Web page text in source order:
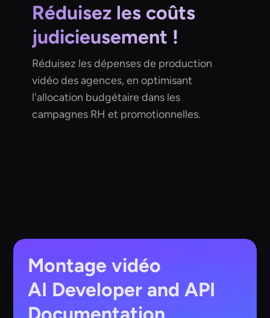
Réduisez les coûts
judicieusement !
Réduisez les dépenses de production
vidéo des agences, en optimisant
l'allocation budgétaire dans les
campagnes RH et promotionnelles.
Montage vidéo
AI Developer and API